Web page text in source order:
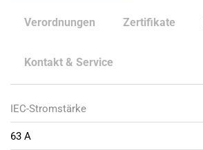
Verordnungen Zertifikate
Kontakt & Service
IEC-Stromstärke
63 A